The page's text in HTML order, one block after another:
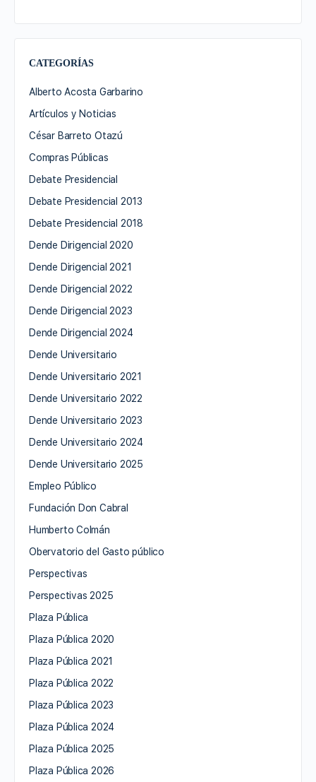
CATEGORÍAS
Alberto Acosta Garbarino
Artículos y Noticias
César Barreto Otazú
Compras Públicas
Debate Presidencial
Debate Presidencial 2013
Debate Presidencial 2018
Dende Dirigencial 2020
Dende Dirigencial 2021
Dende Dirigencial 2022
Dende Dirigencial 2023
Dende Dirigencial 2024
Dende Universitario
Dende Universitario 2021
Dende Universitario 2022
Dende Universitario 2023
Dende Universitario 2024
Dende Universitario 2025
Empleo Público
Fundación Don Cabral
Humberto Colmán
Obervatorio del Gasto público
Perspectivas
Perspectivas 2025
Plaza Pública
Plaza Pública 2020
Plaza Pública 2021
Plaza Pública 2022
Plaza Pública 2023
Plaza Pública 2024
Plaza Pública 2025
Plaza Pública 2026